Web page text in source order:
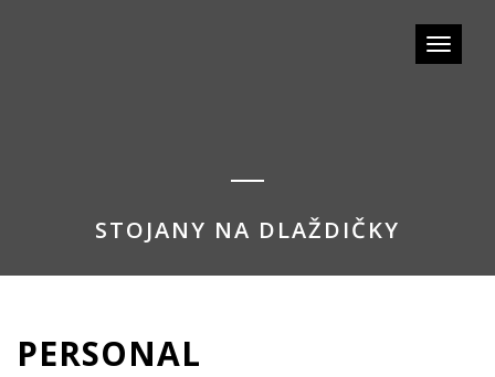
Toggle
STOJANY NA DLAŽDIČKY
PERSONAL